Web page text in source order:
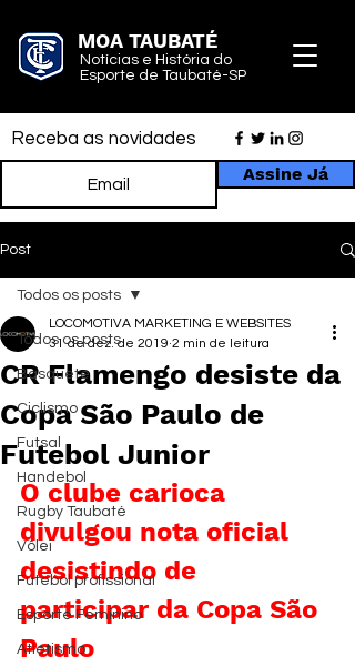
MOA TAUBATÉ
Notícias e História do
Esporte de Taubaté-SP
Receba as novidades
Assine Já
Post
Todos os posts
Basquete
Ciclismo
Futsal
Handebol
Rugby Taubaté
Vôlei
Futebol profissional
Esporte Feminino
Atletismo
Todos os posts
CR Flamengo desiste da
Copa São Paulo de
Futebol Junior
LOCOMOTIVA MARKETING E WEBSITES
31 de dez. de 2019 2 min de leitura
O clube carioca
divulgou nota oficial
desistindo de
participar da Copa São
Paulo